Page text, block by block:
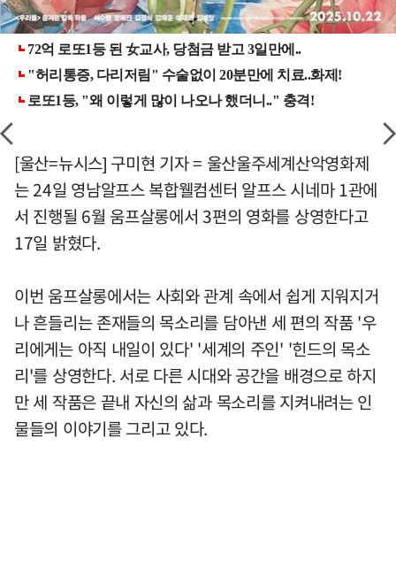
[울산=뉴시스] 구미현 기자 = 울산울주세계산악영화제
는 24일 영남알프스 복합웰컴센터 알프스 시네마 1관에
서 진행될 6월 움프살롱에서 3편의 영화를 상영한다고
17일 밝혔다.
이번 움프살롱에서는 사회와 관계 속에서 쉽게 지워지거
나 흔들리는 존재들의 목소리를 담아낸 세 편의 작품 '우
리에게는 아직 내일이 있다' '세계의 주인' '힌드의 목소
리'를 상영한다. 서로 다른 시대와 공간을 배경으로 하지
만 세 작품은 끝내 자신의 삶과 목소리를 지켜내려는 인
물들의 이야기를 그리고 있다.